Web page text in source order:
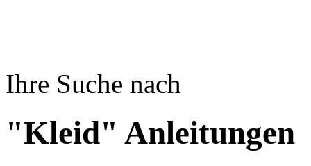
Ihre Suche nach
"Kleid" Anleitungen